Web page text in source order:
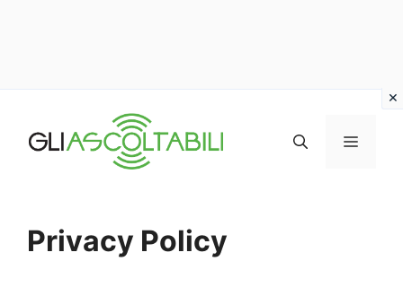
MENU
Privacy Policy